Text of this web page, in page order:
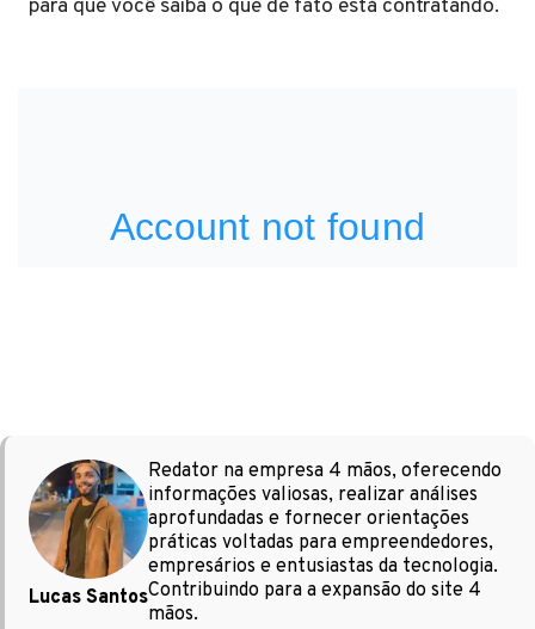
para que você saiba o que de fato está contratando.
Lucas Santos
Redator na empresa 4 mãos, oferecendo
informações valiosas, realizar análises
aprofundadas e fornecer orientações
práticas voltadas para empreendedores,
empresários e entusiastas da tecnologia.
Contribuindo para a expansão do site 4
mãos.